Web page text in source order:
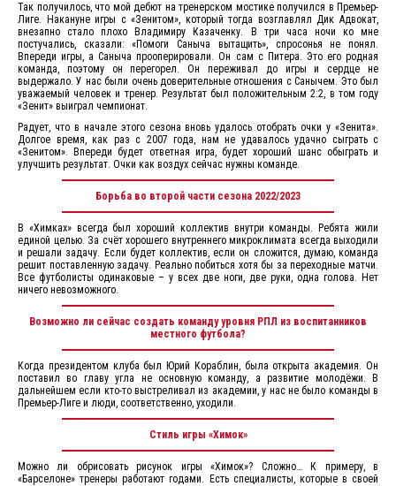
Так получилось, что мой дебют на тренерском мостике получился в Премьер-
Лиге. Накануне игры с «Зенитом», который тогда возглавлял Дик Адвокат,
внезапно стало плохо Владимиру Казаченку. В три часа ночи ко мне
постучались, сказали: «Помоги Саныча вытащить», спросонья не понял.
Впереди игры, а Саныча прооперировали. Он сам с Питера. Это его родная
команда, поэтому он перегорел. Он переживал до игры и сердце не
выдержало. У нас были очень доверительные отношения с Санычем. Это был
уважаемый человек и тренер. Результат был положительным 2:2, в том году
«Зенит» выиграл чемпионат.
Радует, что в начале этого сезона вновь удалось отобрать очки у «Зенита».
Долгое время, как раз с 2007 года, нам не удавалось удачно сыграть с
«Зенитом». Впереди будет ответная игра, будет хороший шанс обыграть и
улучшить результат. Очки как воздух сейчас нужны команде.
Борьба во второй части сезона 2022/2023
В «Химках» всегда был хороший коллектив внутри команды. Ребята жили
единой целью. За счёт хорошего внутреннего микроклимата всегда выходили
и решали задачу. Если будет коллектив, если он сложится, думаю, команда
решит поставленную задачу. Реально побиться хотя бы за переходные матчи.
Все футболисты одинаковые – у всех две ноги, две руки, одна голова. Нет
ничего невозможного.
Возможно ли сейчас создать команду уровня РПЛ из воспитанников
местного футбола?
Когда президентом клуба был Юрий Кораблин, была открыта академия. Он
поставил во главу угла не основную команду, а развитие молодёжи. В
дальнейшем если кто-то выстреливал из академии, у нас не было команды в
Премьер-Лиге и люди, соответственно, уходили.
Стиль игры «Химок»
Можно ли обрисовать рисунок игры «Химок»? Сложно… К примеру, в
«Барселоне» тренеры работают годами. Есть специалисты, которые в своей